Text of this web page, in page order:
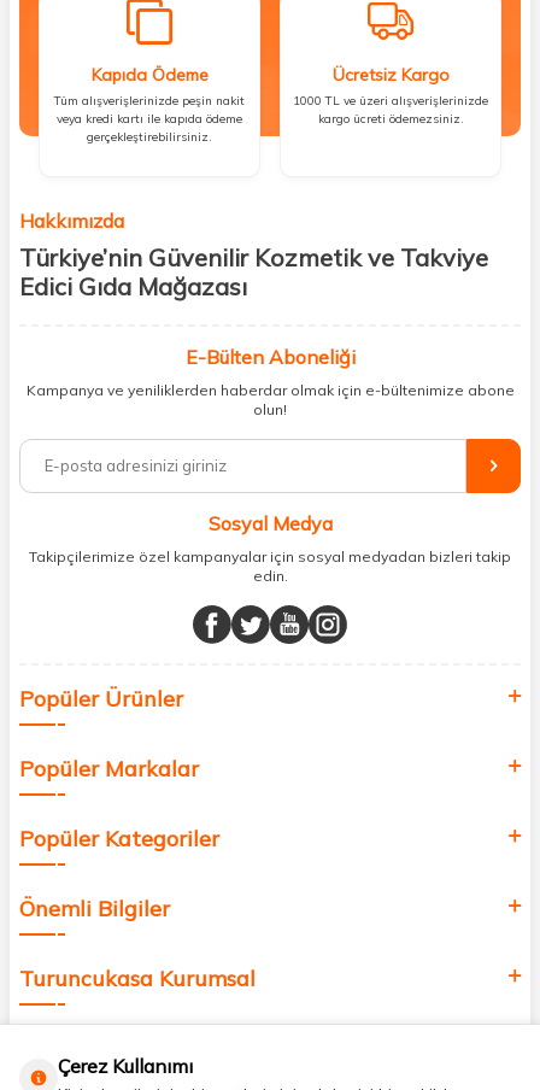
Kapıda Ödeme
Tüm alışverişlerinizde peşin nakit
veya kredi kartı ile kapıda ödeme
gerçekleştirebilirsiniz.
Ücretsiz Kargo
1000 TL ve üzeri alışverişlerinizde
kargo ücreti ödemezsiniz.
Hakkımızda
Türkiye’nin Güvenilir Kozmetik ve Takviye
Edici Gıda Mağazası
kişisel bakım hem de takviye edici gıda ürünlerini sizlerle
buluşturuyoruz. Artık mağaza mağaza dolaşmanıza gerek yok;
ihtiyacınız olan her şeyi tek bir çatı altında topluyor ve kapınıza kadar
%100 orijinal kozmetik ve sağlık ürünleriyle güzelliğinizi tamamlayabilir,
vücudunuzu desteklemek için güvenilir takviye edici gıdalara
minerallere kadar binlerce ürünü uygun fiyat ve hızlı kargo avantajıyla
sunuyoruz.
buluşturuyor ve online alışveriş deneyiminizi en iyi hale getiriyoruz.
Sağlık, güzellik ve iyi yaşam için aradığınız her şey burada!
değer katmak için bize katılın!
E-Bülten Aboneliği
Kampanya ve yeniliklerden haberdar olmak için e-bültenimize abone
olun!
Sosyal Medya
Takipçilerimize özel kampanyalar için sosyal medyadan bizleri takip
edin.
Popüler Ürünler
Popüler Markalar
Popüler Kategoriler
Önemli Bilgiler
Turuncukasa Kurumsal
Çerez Kullanımı